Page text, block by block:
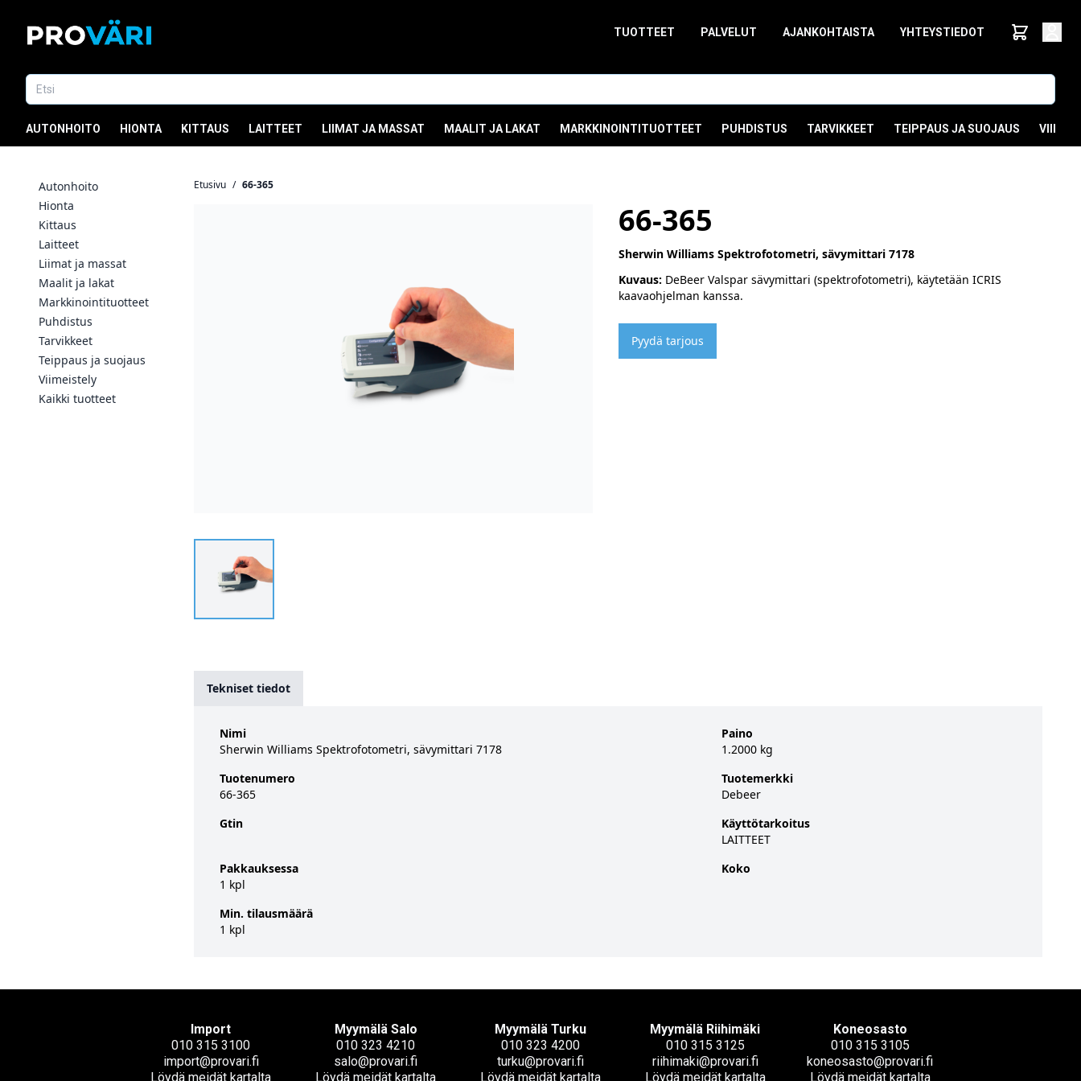
TUOTTEET PALVELUT AJANKOHTAISTA YHTEYSTIEDOT
AUTONHOITO HIONTA KITTAUS LAITTEET LIIMAT JA MASSAT MAALIT JA LAKAT MARKKINOINTITUOTTEET PUHDISTUS TARVIKKEET TEIPPAUS JA SUOJAUS
Autonhoito
Hionta
Kittaus
Laitteet
Liimat ja massat
Maalit ja lakat
Markkinointituotteet
Puhdistus
Tarvikkeet
Teippaus ja suojaus
Viimeistely
Kaikki tuotteet
Etusivu / 66-365
66-365
Sherwin Williams Spektrofotometri, sävymittari 7178
Kuvaus: DeBeer Valspar sävymittari (spektrofotometri), käytetään ICRIS
kaavaohjelman kanssa.
Pyydä tarjous
Tekniset tiedot
Nimi
Sherwin Williams Spektrofotometri, sävymittari 7178
Tuotenumero
66-365
Gtin
Pakkauksessa
1 kpl
Min. tilausmäärä
1 kpl
Paino
1.2000 kg
Tuotemerkki
Debeer
Käyttötarkoitus
LAITTEET
Koko
Import
010 315 3100
import@provari.fi
Löydä meidät kartalta
Myymälä Salo
010 323 4210
salo@provari.fi
Löydä meidät kartalta
Myymälä Turku
010 323 4200
turku@provari.fi
Löydä meidät kartalta
Myymälä Riihimäki
010 315 3125
riihimaki@provari.fi
Löydä meidät kartalta
Koneosasto
010 315 3105
koneosasto@provari.fi
Löydä meidät kartalta